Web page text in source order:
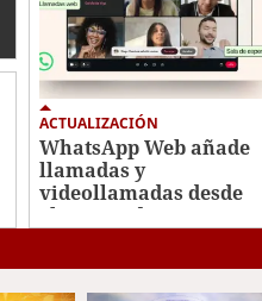
ACTUALIZACIÓN
WhatsApp Web añade
llamadas y
videollamadas desde
el navegador